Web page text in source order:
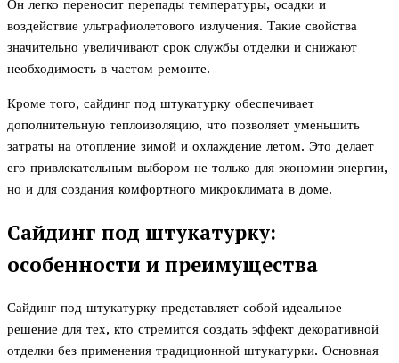
Он легко переносит перепады температуры, осадки и
воздействие ультрафиолетового излучения. Такие свойства
значительно увеличивают срок службы отделки и снижают
необходимость в частом ремонте.
Кроме того, сайдинг под штукатурку обеспечивает
дополнительную теплоизоляцию, что позволяет уменьшить
затраты на отопление зимой и охлаждение летом. Это делает
его привлекательным выбором не только для экономии энергии,
но и для создания комфортного микроклимата в доме.
Сайдинг под штукатурку:
особенности и преимущества
Сайдинг под штукатурку представляет собой идеальное
решение для тех, кто стремится создать эффект декоративной
отделки без применения традиционной штукатурки. Основная